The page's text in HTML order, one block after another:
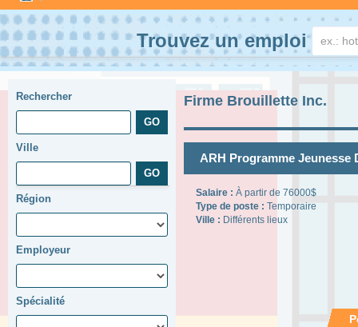
Trouvez un emploi
Rechercher
Ville
Région
Employeur
Spécialité
Firme Brouillette Inc.
ARH Programme Jeunesse
Salaire : À partir de 76000$
Type de poste : Temporaire
Ville : Différents lieux